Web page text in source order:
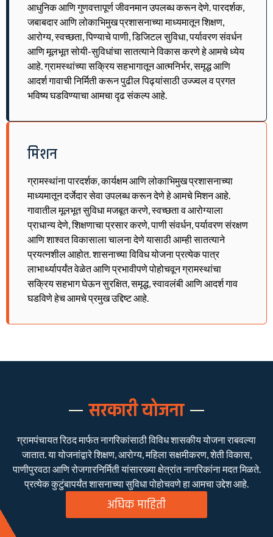
आधुनिक आणि गुणवत्तापूर्ण जीवनमान उपलब्ध करून देणे. पारदर्शक,
जबाबदार आणि लोकाभिमुख प्रशासनाच्या माध्यमातून शिक्षण,
आरोग्य, स्वच्छता, पिण्याचे पाणी, डिजिटल सुविधा, पर्यावरण संवर्धन
आणि मूलभूत सोयी-सुविधांचा सातत्याने विकास करणे हे आमचे ध्येय
आहे. ग्रामस्थांच्या सक्रिय सहभागातून आत्मनिर्भर, समृद्ध आणि
आदर्श गावाची निर्मिती करून पुढील पिढ्यांसाठी उज्ज्वल व प्रगत
भविष्य घडविण्याचा आमचा दृढ संकल्प आहे.
मिशन
ग्रामस्थांना पारदर्शक, कार्यक्षम आणि लोकाभिमुख प्रशासनाच्या
माध्यमातून दर्जेदार सेवा उपलब्ध करून देणे हे आमचे मिशन आहे.
गावातील मूलभूत सुविधा मजबूत करणे, स्वच्छता व आरोग्याला
प्राधान्य देणे, शिक्षणाचा प्रसार करणे, पाणी संवर्धन, पर्यावरण संरक्षण
आणि शाश्वत विकासाला चालना देणे यासाठी आम्ही सातत्याने
प्रयत्नशील आहोत. शासनाच्या विविध योजना प्रत्येक पात्र
लाभार्थ्यापर्यंत वेळेत आणि प्रभावीपणे पोहोचवून ग्रामस्थांचा
सक्रिय सहभाग घेऊन सुरक्षित, समृद्ध, स्वावलंबी आणि आदर्श गाव
घडविणे हेच आमचे प्रमुख उद्दिष्ट आहे.
सरकारी योजना
ग्रामपंचायत रिठद मार्फत नागरिकांसाठी विविध शासकीय योजना राबवल्या
जातात. या योजनांद्वारे शिक्षण, आरोग्य, महिला सक्षमीकरण, शेती विकास,
पाणीपुरवठा आणि रोजगारनिर्मिती यांसारख्या क्षेत्रांत नागरिकांना मदत मिळते.
प्रत्येक कुटुंबापर्यंत शासनाच्या सुविधा पोहोचवणे हा आमचा उद्देश आहे.
अधिक माहिती